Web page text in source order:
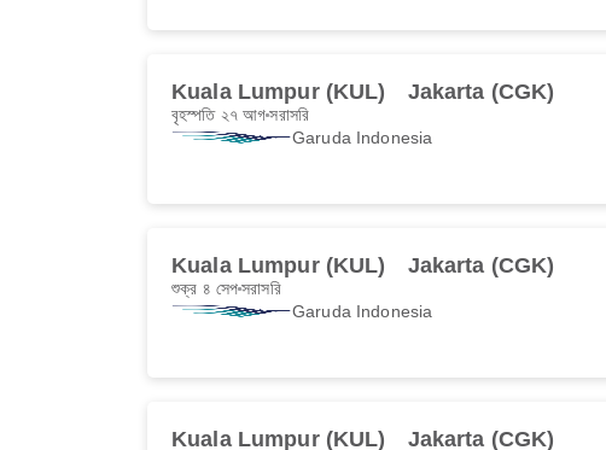
Kuala Lumpur (KUL) Jakarta (CGK)
বৃহস্পতি ২৭ আগসরাসরি
Garuda Indonesia
Kuala Lumpur (KUL) Jakarta (CGK)
শুক্র ৪ সেপসরাসরি
Garuda Indonesia
Kuala Lumpur (KUL) Jakarta (CGK)